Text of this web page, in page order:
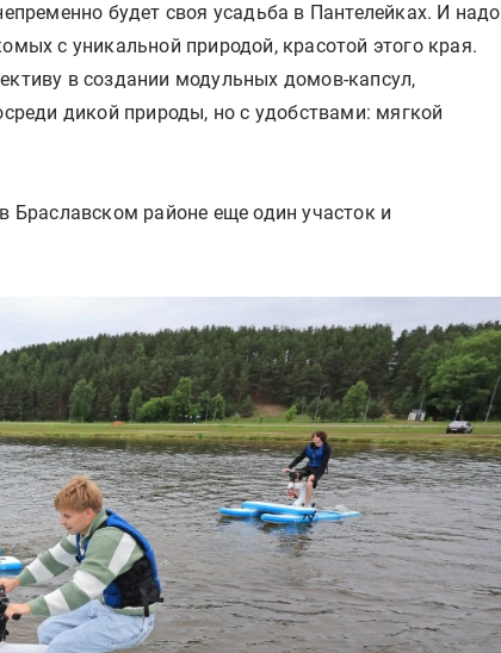
будет своя усадьба в Пантелейках. И надо
с уникальной природой, красотой этого края.
в создании модульных домов-капсул,
дикой природы, но с удобствами: мягкой
Браславском районе еще один участок и